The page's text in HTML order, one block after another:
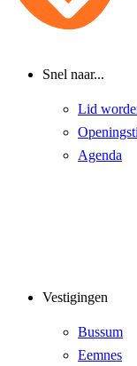
Snel naar...
Lid
Agenda
Vestigingen
Bussum
Eemnes